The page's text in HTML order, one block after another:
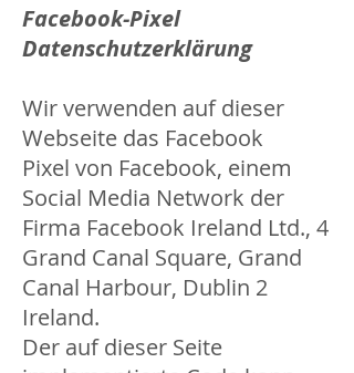
Facebook-Pixel
Datenschutzerklärung
Wir verwenden auf dieser
Webseite das Facebook
Pixel von Facebook, einem
Social Media Network der
Firma Facebook Ireland Ltd., 4
Grand Canal Square, Grand
Canal Harbour, Dublin 2
Ireland.
Der auf dieser Seite